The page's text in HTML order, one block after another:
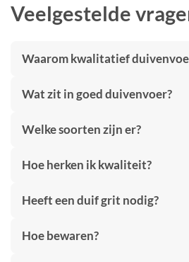
Veelgestelde
Waarom kwalitatief
Wat zit in goed duivenvoer?
Welke soorten zijn er?
Hoe herken ik kwaliteit?
Heeft een duif grit nodig?
Hoe bewaren?